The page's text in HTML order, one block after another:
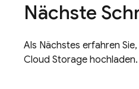
Nächste
Als Nächstes erfahren Sie,
Cloud Storage hochladen.